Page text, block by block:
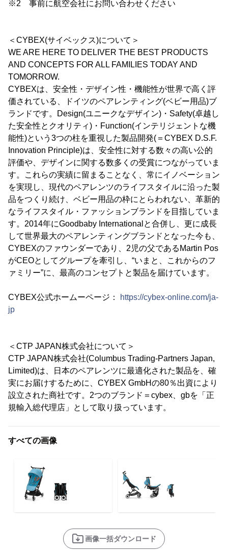
※2 事前に航空会社にお問い合わせください
＜CYBEX(サイベックス)について＞
WE ARE HERE TO DELIVER THE BEST PRODUCTS
AND CONCEPTS FOR ALL FAMILIES TODAY AND
TOMORROW.
CYBEXは、安全性・デザイン性・機能性が世界で高く評
価されている、ドイツのペアレンティング(ベビー用品)ブ
ランドです。Design(ユニークなデザイン)・Safety(卓越し
た安全性とクオリティ)・Function(インテリジェントな機
能性)という3つの柱を重視した製品開発(＝CYBEX D.S.F.
Innovation Principle)は、安全性に対する数々の高い公的
評価や、デザインに関する数多くの受賞につながっていま
す。これらの実績に留まることなく、常にイノベーション
を実現し、現代のペアレンツのライフスタイルに沿った製
品をつくり続け、ベビー用品の枠にとらわれない、革新的
なライフスタイル・ファッションブランドを目指していま
す。2014年にGoodbaby Internationalと合併し、更に成長
して世界最大のペアレンティングブランドとなった今も、
CYBEXのファウンダーであり、2児の父であるMartin Pos
がCEOとしてグループを牽引し、“いまと、これからのフ
ァミリー”に、最高のコンセプトと製品を届けています。
CYBEX公式ホームーページ：
https://cybex-online.com/ja-
jp
＜CTP JAPAN株式会社について＞
CTP JAPAN株式会社(Columbus Trading-Partners Japan,
Limited)は、日本のペアレンツに最適化された製品を、確
実にお届けするために、CYBEX GmbHの80％出資により
設立された商社です。2つのブランド＝cybex、gbを「正
規輸入総代理店」として取り扱っています。
すべての画像
画像一括ダウンロード